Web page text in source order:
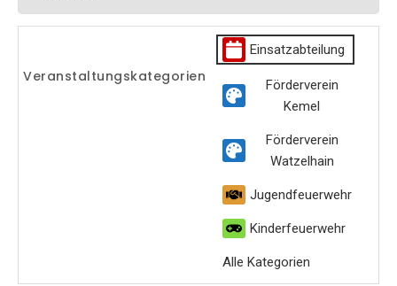
Veranstaltungskategorien
Einsatzabteilung
Förderverein
Kemel
Förderverein
Watzelhain
Jugendfeuerwehr
Kinderfeuerwehr
Alle Kategorien